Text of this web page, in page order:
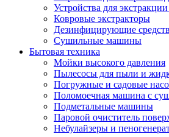
Устройства для
Ковровые экстракторы
Дезинфицирующие
Сушильные машины
Бытовая техника
Мойки высокого давления
Пылесосы для пыли и
Погружные и садовые
Поломоечная машина с
Подметальные машины
Паровой очиститель
Небулайзеры и